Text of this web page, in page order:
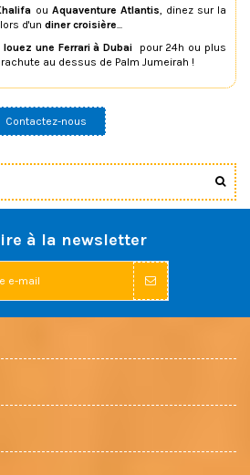
ou Aquaventure Atlantis , dinez sur la
d'un diner croisière
louez une Ferrari à Dubai
pour 24h ou plus
au dessus de Palm Jumeirah !
Contactez-nous
à la newsletter